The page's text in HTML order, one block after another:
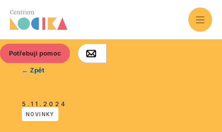
Potřebuji pomoc
← Zpět
5.11.2024
NOVINKY